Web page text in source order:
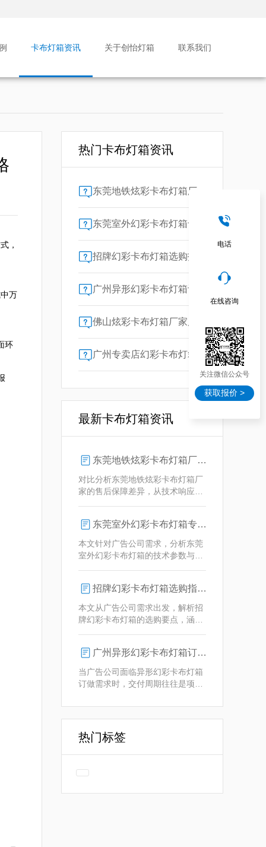
卡布灯箱资讯 关于创怡灯箱 联系我们
，
万
环
热门卡布灯箱资讯
广州专卖店幻彩卡布灯箱选购指南：一位广告总监的售后保障启示录
最新卡布灯箱资讯
东莞地铁炫彩卡布灯箱厂家售后保障对比指南：广告公司选型核心要素解析
对比分析东莞地铁炫彩卡布灯箱厂
家的售后保障差异，从技术响应、
在动态效果与全天候耐用性上的专
业解决方案。
东莞室外幻彩卡布灯箱专业供应商技术解析
本文针对广告公司需求，分析东莞
室外幻彩卡布灯箱的技术参数与定
招牌幻彩卡布灯箱选购指南：广州广告公司专业视角
本文从广告公司需求出发，解析招
牌幻彩卡布灯箱的选购要点，涵盖
户提供专业解决方案。
广州异形幻彩卡布灯箱订做：广告人必看的交付周期决策指南
当广告公司面临异形幻彩卡布灯箱
订做需求时，交付周期往往是项目
过技术预配与柔性生产体系，将定
制周期压缩至行业领先水平？
热门标签
电话
在线咨询
关注微信公众号
获取报价 >